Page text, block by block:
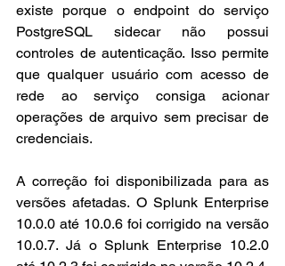
existe porque o endpoint do serviço
PostgreSQL sidecar não possui
controles de autenticação. Isso permite
que qualquer usuário com acesso de
rede ao serviço consiga acionar
operações de arquivo sem precisar de
credenciais.
A correção foi disponibilizada para as
versões afetadas. O Splunk Enterprise
10.0.0 até 10.0.6 foi corrigido na versão
10.0.7. Já o Splunk Enterprise 10.2.0